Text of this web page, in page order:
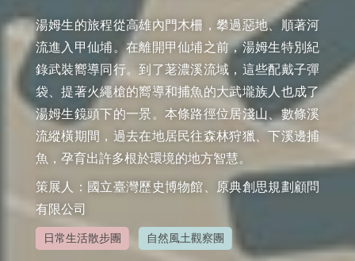
湯姆生的旅程從高雄內門木柵，攀過惡地、順著河
流進入甲仙埔。在離開甲仙埔之前，湯姆生特別紀
錄武裝嚮導同行。到了荖濃溪流域，這些配戴子彈
袋、提著火繩槍的嚮導和捕魚的大武壠族人也成了
湯姆生鏡頭下的一景。本條路徑位居淺山、數條溪
流縱橫期間，過去在地居民往森林狩獵、下溪邊捕
魚，孕育出許多根於環境的地方智慧。
策展人：國立臺灣歷史博物館、原典創思規劃顧問
有限公司
日常生活散步團 自然風土觀察團